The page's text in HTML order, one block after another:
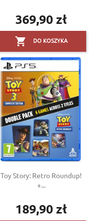
Cena
369,90 zł
 DO KOSZYKA
Toy Story: Retro Roundup!
+...
Cena
189,90 zł